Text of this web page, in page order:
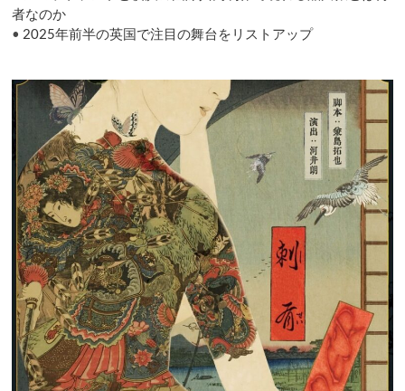
者なのか
• 2025年前半の英国で注目の舞台をリストアップ